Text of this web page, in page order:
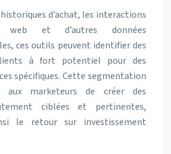
d’achat, les interactions
et d’autres données
ces outils peuvent identifier des
à fort potentiel pour des
spécifiques. Cette segmentation
aux marketeurs de créer des
ciblées et pertinentes,
le retour sur investissement